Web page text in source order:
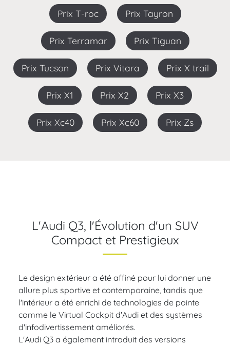
Prix T-roc Prix Tayron
Prix Terramar Prix Tiguan
Prix Tucson Prix Vitara Prix X trail
Prix X1 Prix X2 Prix X3
Prix Xc40 Prix Xc60 Prix Zs
L'Audi Q3, l'Évolution d'un SUV
Compact et Prestigieux
Le design extérieur a été affiné pour lui donner une
allure plus sportive et contemporaine, tandis que
l'intérieur a été enrichi de technologies de pointe
comme le Virtual Cockpit d'Audi et des systèmes
d'infodivertissement améliorés.
L'Audi Q3 a également introduit des versions